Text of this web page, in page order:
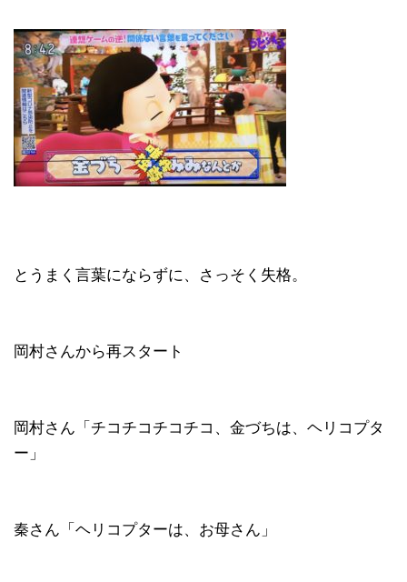
とうまく言葉にならずに、さっそく失格。
岡村さんから再スタート
岡村さん「チコチコチコチコ、金づちは、ヘリコプタ
ー」
秦さん「ヘリコプターは、お母さん」